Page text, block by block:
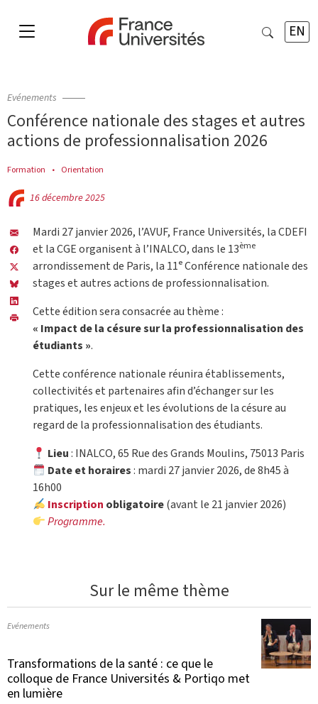
EN
Evénements
Conférence nationale des stages et autres
actions de professionnalisation 2026
Formation Orientation
16 décembre 2025
Mardi 27 janvier 2026, l’AVUF, France Universités, la CDEFI
et la CGE organisent à l’INALCO, dans le 13ème
arrondissement de Paris, la 11ᵉ Conférence nationale des
stages et autres actions de professionnalisation.
Cette édition sera consacrée au thème :
« Impact de la césure sur la professionnalisation des
étudiants ».
Cette conférence nationale réunira établissements,
collectivités et partenaires afin d’échanger sur les
pratiques, les enjeux et les évolutions de la césure au
regard de la professionnalisation des étudiants.
Lieu: INALCO, 65 Rue des Grands Moulins, 75013 Paris
Date et horaires: mardi 27 janvier 2026, de 8h45 à
16h00
Inscription obligatoire(avant le 21 janvier 2026)
Programme.
Sur le même thème
Evénements
Transformations de la santé : ce que le
colloque de France Universités & Portiqo met
en lumière